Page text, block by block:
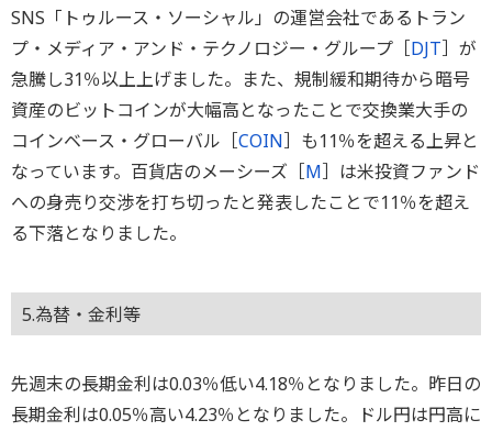
SNS「トゥルース・ソーシャル」の運営会社であるトラン
プ・メディア・アンド・テクノロジー・グループ［DJT］が
急騰し31％以上上げました。また、規制緩和期待から暗号
資産のビットコインが大幅高となったことで交換業大手の
コインベース・グローバル［COIN］も11％を超える上昇と
なっています。百貨店のメーシーズ［M］は米投資ファンド
への身売り交渉を打ち切ったと発表したことで11％を超え
る下落となりました。
5.為替・金利等
先週末の長期金利は0.03％低い4.18％となりました。昨日の
長期金利は0.05％高い4.23％となりました。ドル円は円高に